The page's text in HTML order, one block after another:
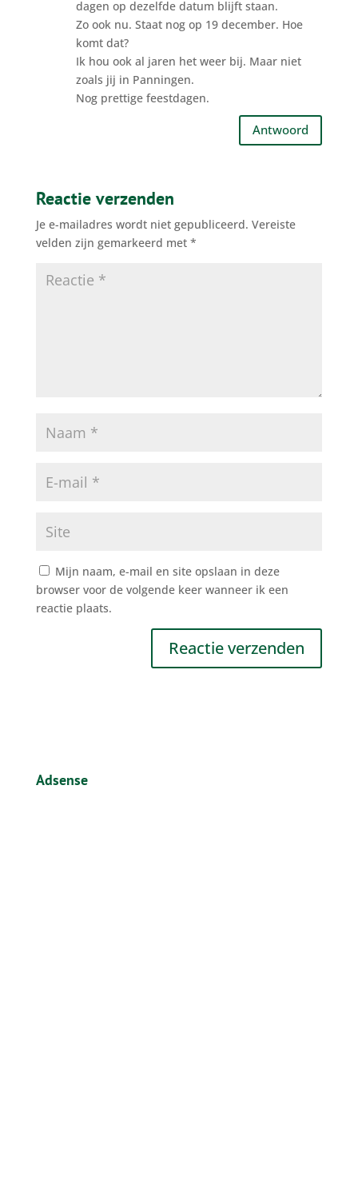
dagen op dezelfde datum blijft staan.
Zo ook nu. Staat nog op 19 december. Hoe
komt dat?
Ik hou ook al jaren het weer bij. Maar niet
zoals jij in Panningen.
Nog prettige feestdagen.
Antwoord
Reactie verzenden
Je e-mailadres wordt niet gepubliceerd. Vereiste
velden zijn gemarkeerd met *
Mijn naam, e-mail en site opslaan in deze
browser voor de volgende keer wanneer ik een
reactie plaats.
Adsense